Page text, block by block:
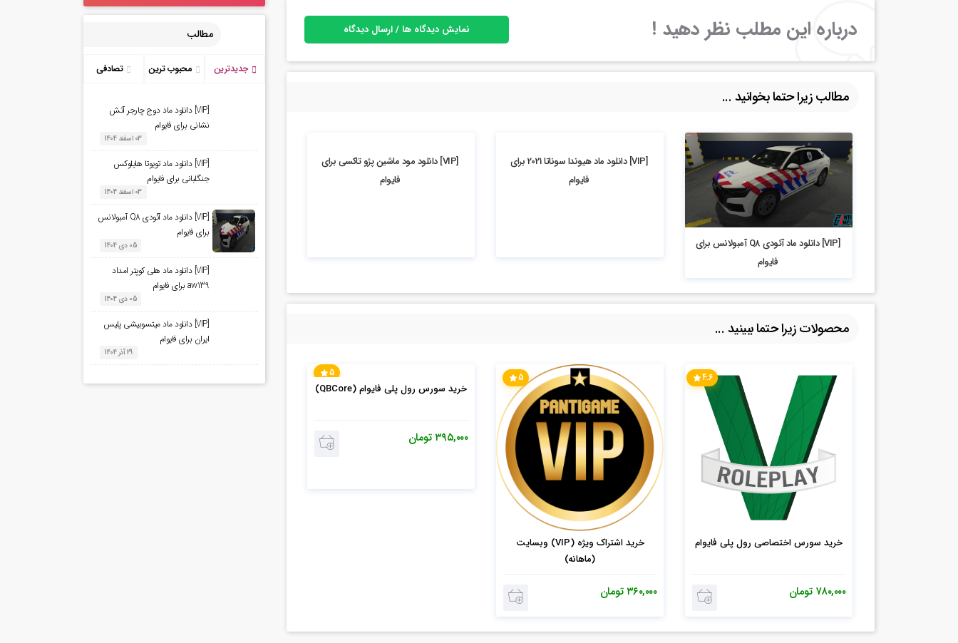
درباره این مطلب نظر دهید ! نمایش دیدگاه ها / ارسال دیدگاه
مطالب زیرا حتما بخوانید ...
1.45k بازدید
[VIP] دانلود ماد آئودی Q8 آمبولانس برای
فایوام
2.41k بازدید
[VIP] دانلود ماد هیوندا سوناتا 2021 برای
فایوام
5.79k بازدید
[VIP] دانلود مود ماشین پژو تاکسی برای
فایوام
محصولات زیرا حتما ببینید ...
4.6
خرید سورس اختصاصی رول پلی فایوام
۷۸۰,۰۰۰ تومان
5
خرید اشتراک ویژه (VIP) وبسایت
(ماهانه)
۳۶۰,۰۰۰ تومان
5
خرید سورس رول پلی فایوام (QBCore)
۳۹۵,۰۰۰ تومان
مطالب
جدیدترین محبوب ترین تصادفی
[VIP] دانلود ماد دوج چارجر آتش
نشانی برای فایوام
03 اسفند 1404
[VIP] دانلود ماد تویوتا هایلوکس
جنگلبانی برای فایوام
03 اسفند 1404
[VIP] دانلود ماد آئودی Q8 آمبولانس
برای فایوام
05 دی 1404
[VIP] دانلود ماد هلی کوپتر امداد
aw139 برای فایوام
05 دی 1404
[VIP] دانلود ماد میتسوبیشی پلیس
ایران برای فایوام
29 آذر 1404